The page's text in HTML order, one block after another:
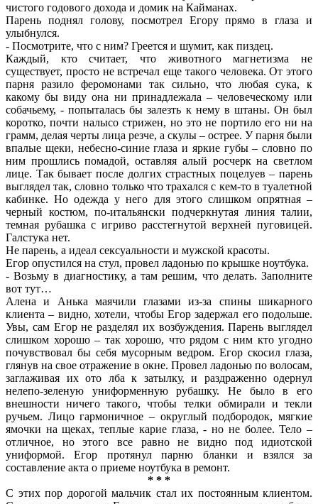
чистого годового дохода и домик на Кайманах.
Парень поднял голову, посмотрел Егору прямо в глаза и
улыбнулся.
- Посмотрите, что с ним? Греется и шумит, как пиздец.
Каждый, кто считает, что животного магнетизма не
существует, просто не встречал еще такого человека. От этого
парня разило феромонами так сильно, что любая сука, к
какому бы виду она ни принадлежала – человеческому или
собачьему, - попыталась бы залезть к нему в штаны. Он был
коротко, почти налысо стрижен, но это не портило его ни на
грамм, делая черты лица резче, а скулы – острее. У парня были
впалые щеки, небесно-синие глаза и яркие губы – словно по
ним прошлись помадой, оставляя алый росчерк на светлом
лице. Так бывает после долгих страстных поцелуев – парень
выглядел так, словно только что трахался с кем-то в туалетной
кабинке. Но одежда у него для этого слишком опрятная –
черный костюм, по-итальянски подчеркнутая линия талии,
темная рубашка с игриво расстегнутой верхней пуговицей.
Галстука нет.
Не парень, а идеал сексуальности и мужской красоты.
Егор опустился на стул, провел ладонью по крышке ноутбука.
- Возьму в диагностику, а там решим, что делать. Заполните
вот тут…
Алена и Анька маячили глазами из-за спины шикарного
клиента – видно, хотели, чтобы Егор задержал его подольше.
Увы, сам Егор не разделял их возбуждения. Парень выглядел
слишком хорошо – так хорошо, что рядом с ним кто угодно
почувствовал бы себя мусорным ведром. Егор скосил глаза,
глянув на свое отражение в окне. Провел ладонью по волосам,
заглаживая их ото лба к затылку, и раздраженно одернул
нелепо-зеленую униформенную рубашку. Не было в его
внешности ничего такого, чтобы телки обмирали и текли
ручьем. Лицо гармоничное – округлый подбородок, мягкие
ямочки на щеках, теплые карие глаза, - но не более. Тело –
отличное, но этого все равно не видно под идиотской
униформой. Егор протянул парню бланки и взялся за
составление акта о приеме ноутбука в ремонт.
* * *
С этих пор дорогой мальчик стал их постоянным клиентом.